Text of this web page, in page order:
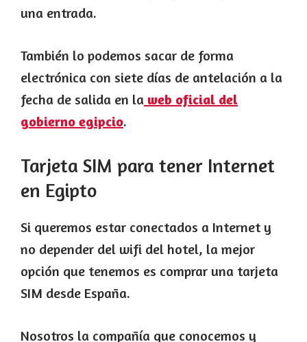
una entrada.
También lo podemos sacar de forma
electrónica con siete días de antelación a la
fecha de salida en la web oficial del
gobierno egipcio.
Tarjeta SIM para tener Internet
en Egipto
Si queremos estar conectados a Internet y
no depender del wifi del hotel, la mejor
opción que tenemos es comprar una tarjeta
SIM desde España.
Nosotros la compañía que conocemos y